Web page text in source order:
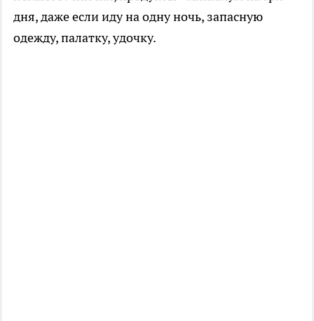
дня, даже если иду на одну ночь, запасную
одежду, палатку, удочку.